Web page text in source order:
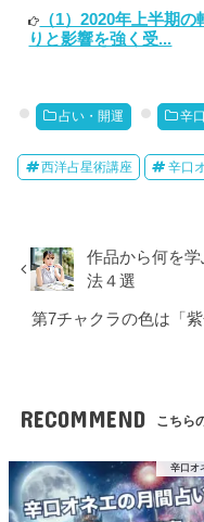
（1）2020年上半期
りと影響を強く受...
占い・開運 辛
西洋占星術講座 辛口
作品から何を
法４選
第7チャクラの色は「
RECOMMEND こちら
辛口オ